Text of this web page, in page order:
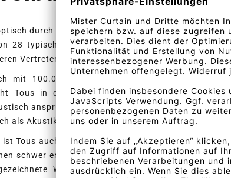
durch seinen matten Glanz und den dichten Flor
28 typischen Veloursfarben und gehört mit einem
Vertretern seiner Art.
mit 100.000 Scheuertouren als strapazierfähiger
Tous in der Schallabsorberklasse A die höchste
anspruchsvolle Umgebungen. Somit eignet sich
als Akustikstoff.
Tous auch für den Objektbereich bestens geeignet.
schwer entflammbaren B1 zertifizierten Samtstoff
Wahl. Als Türvorhang gegen Zugluft im